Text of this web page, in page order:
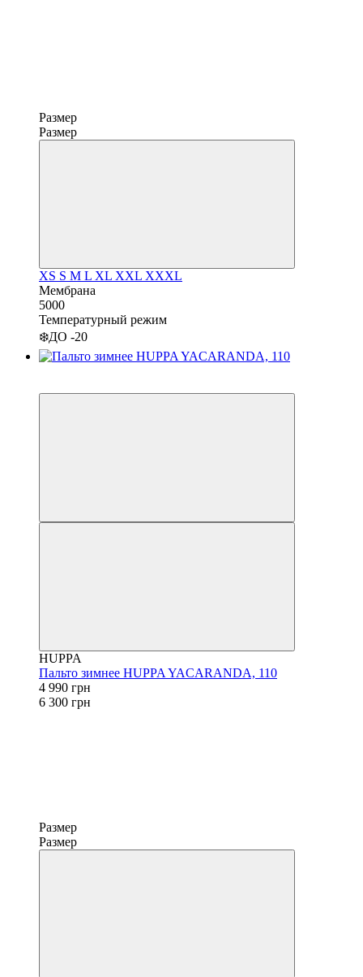
Размер
Размер
XS S M L XL XXL XXXL
Мембрана
5000
Температурный режим
❄️ДО -20
HUPPA
Пальто зимнее HUPPA YACARANDA, 110
4 990 грн
6 300 грн
Размер
Размер